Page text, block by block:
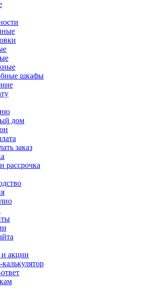
шкафы
дом
заказ
рассрочка
акции